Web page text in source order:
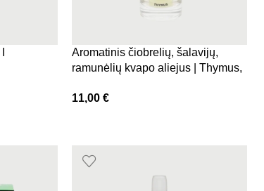
Aromatinis čiobrelių, šalavijų,
ramunėlių kvapo aliejus | Thymus,
11,00 €